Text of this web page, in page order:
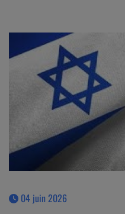
04 juin 2026